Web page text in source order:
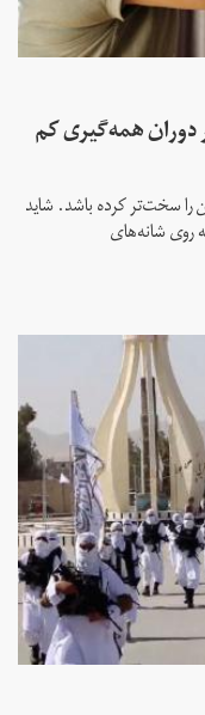
دوران همه‌گیری کم
سخت‌تر کرده باشد. شاید
روی شانه‌های